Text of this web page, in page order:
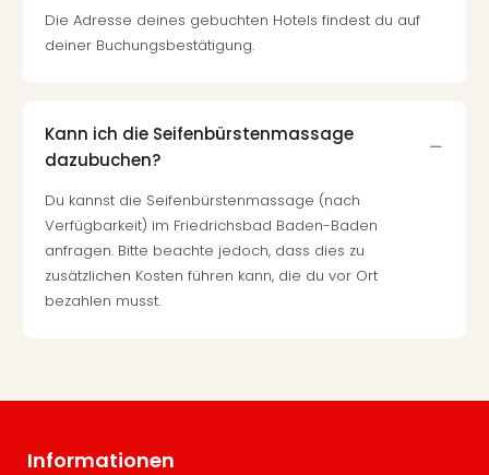
Die Adresse deines gebuchten Hotels findest du auf
deiner Buchungsbestätigung.
Kann ich die Seifenbürstenmassage
dazubuchen?
Du kannst die Seifenbürstenmassage (nach
Verfügbarkeit) im Friedrichsbad Baden-Baden
anfragen. Bitte beachte jedoch, dass dies zu
zusätzlichen Kosten führen kann, die du vor Ort
bezahlen musst.
Informationen